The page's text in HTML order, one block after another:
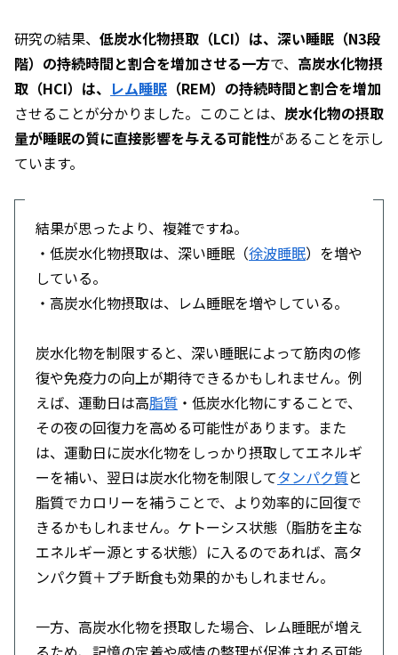
研究の結果、 低炭水化物摂取（LCI）は、深い睡眠（N3段
階）の持続時間と割合を増加させる一方で、 高炭水化物摂
取（HCI）は、 レム睡眠 （REM）の持続時間と割合を増加
させることが分かりました。このことは、 炭水化物の摂取
量が睡眠の質に直接影響を与える可能性があることを示し
ています。
結果が思ったより、複雑ですね。
・低炭水化物摂取は、深い睡眠（徐波睡眠）を増や
している。
・高炭水化物摂取は、レム睡眠を増やしている。
炭水化物を制限すると、深い睡眠によって筋肉の修
復や免疫力の向上が期待できるかもしれません。例
えば、運動日は高脂質 ・低炭水化物にすることで、
その夜の回復力を高める可能性があります。また
は、運動日に炭水化物をしっかり摂取してエネルギ
ーを補い、翌日は炭水化物を制限してタンパク質と
脂質でカロリーを補うことで、より効率的に回復で
きるかもしれません。ケトーシス状態（脂肪を主な
エネルギー源とする状態）に入るのであれば、高タ
ンパク質＋プチ断食も効果的かもしれません。
一方、高炭水化物を摂取した場合、レム睡眠が増え